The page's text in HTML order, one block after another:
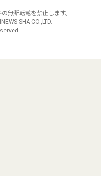
無断転載を禁止します。
SHA CO.,LTD.